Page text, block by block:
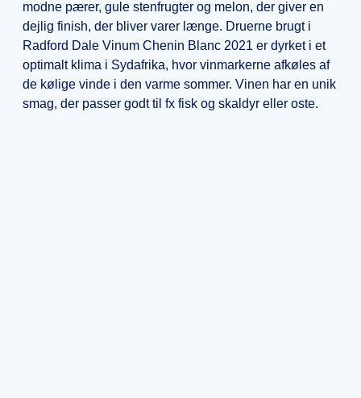
modne pærer, gule stenfrugter og melon, der giver en
dejlig finish, der bliver varer længe. Druerne brugt i
Radford Dale Vinum Chenin Blanc 2021 er dyrket i et
optimalt klima i Sydafrika, hvor vinmarkerne afkøles af
de kølige vinde i den varme sommer. Vinen har en unik
smag, der passer godt til fx fisk og skaldyr eller oste.